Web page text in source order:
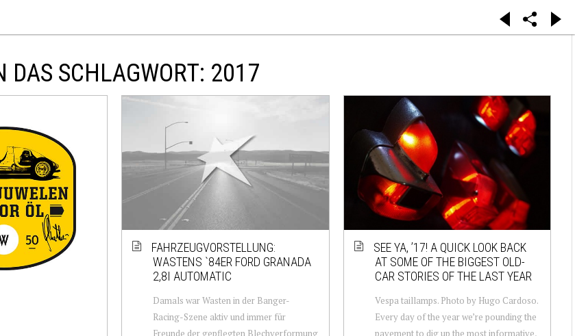
DAS SCHLAGWORT: 2017
FAHRZEUGVORSTELLUNG:
WASTENS `84ER FORD GRANADA
2,8I AUTOMATIC
Damals war Wasten in der Banger-
Racing-Szene aktiv und immer für
Freunde der gepflegten Blechverformung
SEE YA, ’17! A QUICK LOOK BACK
AT SOME OF THE BIGGEST OLD-
CAR STORIES OF THE LAST YEAR
Vespa taillamps. Photo by Hugo Cardoso.
Every day of the year we’re pounding the
pavement to dig up the most informative,